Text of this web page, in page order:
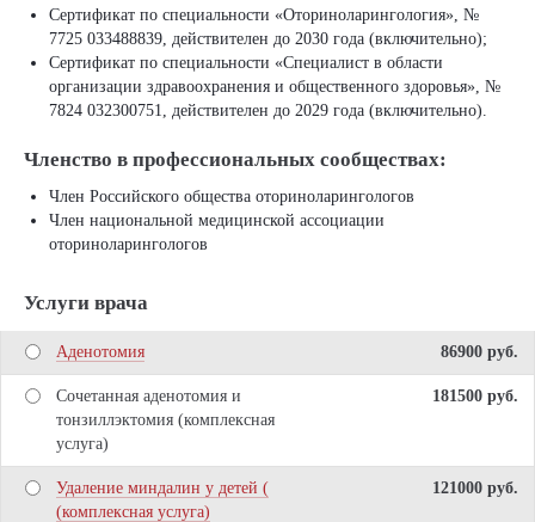
Сертификат по специальности «Оториноларингология», №
7725 033488839, действителен до 2030 года (включительно);
Сертификат по специальности «Специалист в области
организации здравоохранения и общественного здоровья», №
7824 032300751, действителен до 2029 года (включительно).
Членство в профессиональных сообществах:
Член Российского общества оториноларингологов
Член национальной медицинской ассоциации
оториноларингологов
Услуги врача
Аденотомия 86900 pуб.
Сочетанная аденотомия и
тонзиллэктомия (комплексная
услуга)
181500 pуб.
Удаление миндалин у детей (
(комплексная услуга)
121000 pуб.